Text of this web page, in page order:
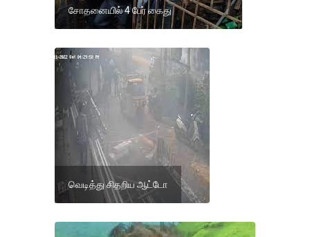
சோதனையில் 4 பேர் கைது
வெடித்து சிதறிய ஆட்டோ